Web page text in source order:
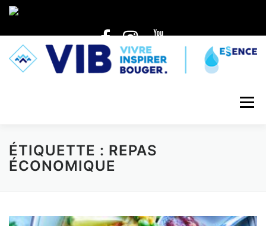
Skip to content
Menu
ÉTIQUETTE : REPAS
ÉCONOMIQUE